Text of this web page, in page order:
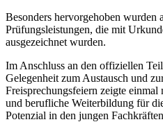
Besonders hervorgehoben wurden
Prüfungsleistungen, die mit
ausgezeichnet wurden.
Im Anschluss an den offiziellen
Gelegenheit zum Austausch und
Freisprechungsfeiern zeigte
und berufliche Weiterbildung für
Potenzial in den jungen